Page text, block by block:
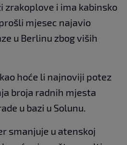
zrakoplove i ima kabinsko
mjesec najavio
u Berlinu zbog viših
hoće li najnoviji potez
broja radnih mjesta
u bazi u Solunu.
smanjuje u atenskoj